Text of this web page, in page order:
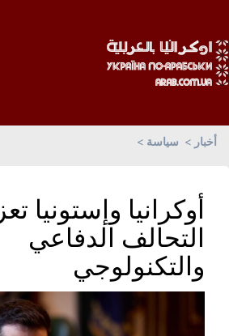
أخبار سياسة
أوكرانيا وإستونيا
التحالف الدفاعي
والتكنولوجي